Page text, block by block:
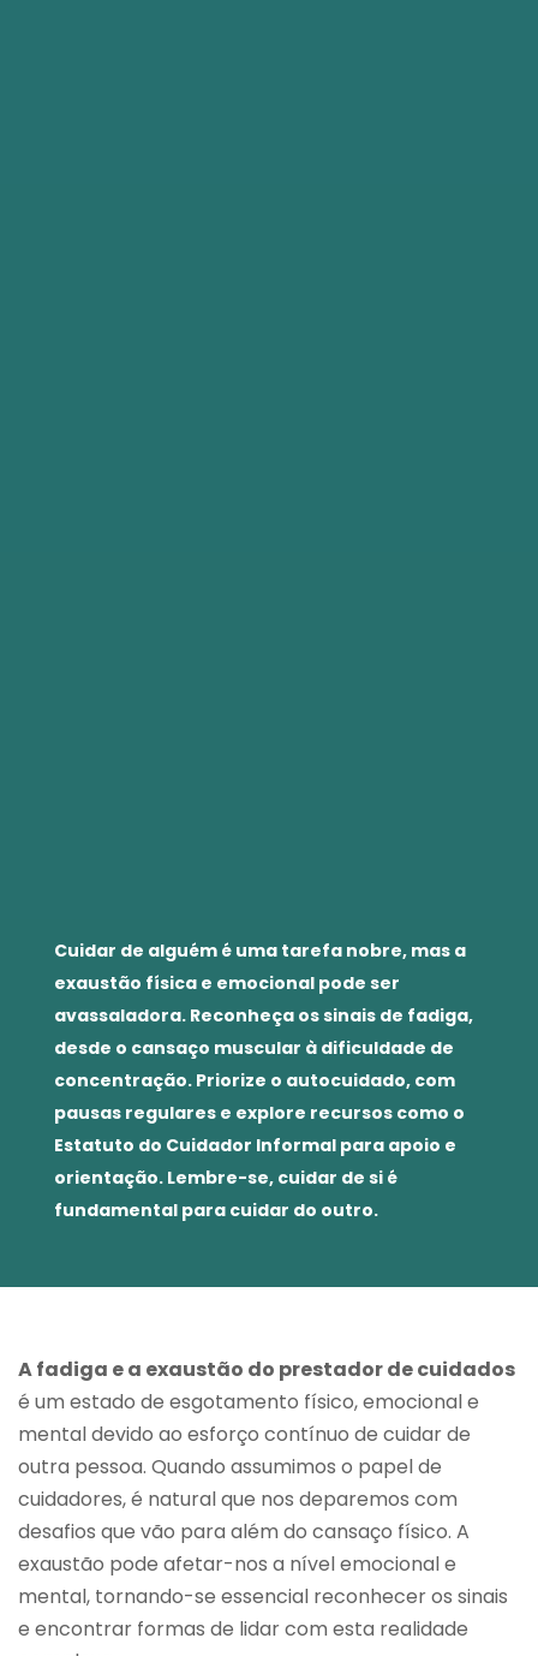
Cuidar de alguém é uma tarefa nobre, mas a
exaustão física e emocional pode ser
avassaladora. Reconheça os sinais de fadiga,
desde o cansaço muscular à dificuldade de
concentração. Priorize o autocuidado, com
pausas regulares e explore recursos como o
Estatuto do Cuidador Informal para apoio e
orientação. Lembre-se, cuidar de si é
fundamental para cuidar do outro.
A fadiga e a exaustão do prestador de cuidados
é um estado de esgotamento físico, emocional e
mental devido ao esforço contínuo de cuidar de
outra pessoa. Quando assumimos o papel de
cuidadores, é natural que nos deparemos com
desafios que vão para além do cansaço físico. A
exaustão pode afetar-nos a nível emocional e
mental, tornando-se essencial reconhecer os sinais
e encontrar formas de lidar com esta realidade